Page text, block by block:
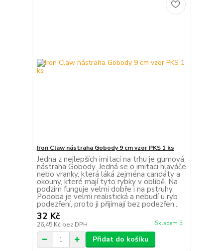
Iron Claw nástraha Gobody 9 cm vzor PKS 1 ks
Jedna z nejlepších imitací na trhu je gumová
nástraha Gobody. Jedná se o imitaci hlaváče
nebo vranky, která láká zejména candáty a
okouny, které mají tyto rybky v oblibě. Na
podzim funguje velmi dobře i na pstruhy.
Podoba je velmi realistická a nebudí u ryb
podezření, proto ji přijímají bez podezřen...
32 Kč
26,45 Kč bez DPH Skladem 5
Přidat do košíku